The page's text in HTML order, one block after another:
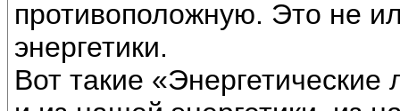
противоположную. Это не
энергетики.
Вот такие